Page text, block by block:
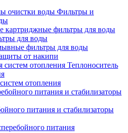
Фильтры и
картриджные фильтры для воды
для воды
фильтры для воды
от накипи
Теплоноситель
отопления
питания и стабилизаторы
питания